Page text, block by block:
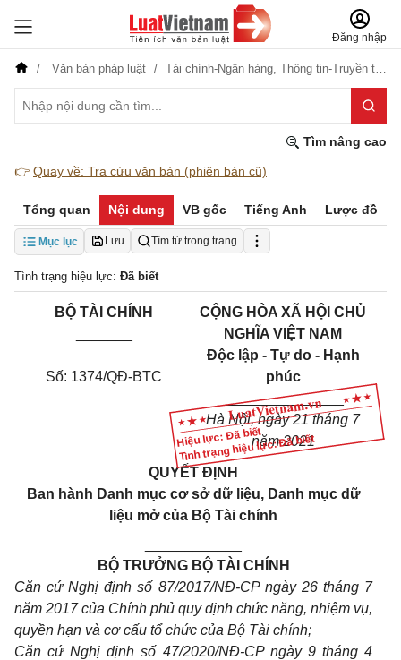
Đăng nhập
Văn bản pháp luật Tài chính-Ngân hàng, Thông tin-Truyền thông
Tìm nâng cao
👉 Quay về: Tra cứu văn bản (phiên bản cũ)
Tổng quan Nội dung VB gốc Tiếng Anh Lược đồ
Mục lục Lưu Tìm từ trong trang
Tình trạng hiệu lực: Đã biết
Hiệu lực: Đã biết
Tình trạng hiệu lực: Đã biết
BỘ TÀI CHÍNH
Số: 1374/QĐ-BTC
CỘNG HÒA XÃ HỘI CHỦ
NGHĨA VIỆT NAM
Độc lập - Tự do - Hạnh
phúc
_______________
Hà Nội, ngày 21 tháng 7
năm 2021
QUYẾT ĐỊNH
Ban hành Danh mục cơ sở dữ liệu, Danh mục dữ
liệu mở của Bộ Tài chính
BỘ TRƯỞNG BỘ TÀI CHÍNH
Căn cứNghị định số 87/2017/NĐ-CP ngày 26 tháng 7
năm 2017 của Chính phủ quy định chức năng, nhiệm vụ,
quyền hạn và cơ cấu tổ chức của Bộ Tài chính;
Căn cứNghị định số 47/2020/NĐ-CP ngày 9 tháng 4